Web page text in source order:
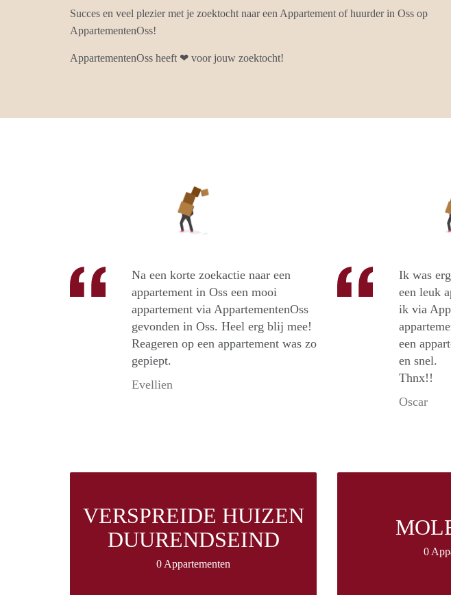
Succes en veel plezier met je zoektocht naar een Appartement of huurder in Oss op
AppartementenOss!
AppartementenOss heeft ❤ voor jouw zoektocht!
Na een korte zoekactie naar een
appartement in Oss een mooi
appartement via AppartementenOss
gevonden in Oss. Heel erg blij mee!
Reageren op een appartement was zo
gepiept.
Evellien
Ik was
een leuk
ik via
een
en snel.
Thnx!!
Oscar
VERSPREIDE HUIZEN
DUURENDSEIND
0 Appartementen
0